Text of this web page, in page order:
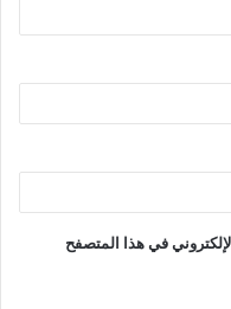
في هذا المتصفح